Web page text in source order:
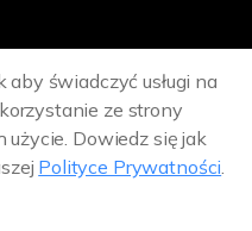
świadczyć usługi na
ze strony
użycie. Dowiedz się jak
Polityce Prywatności.